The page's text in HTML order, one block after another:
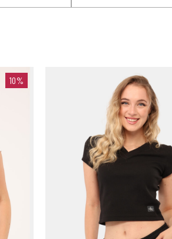
10%